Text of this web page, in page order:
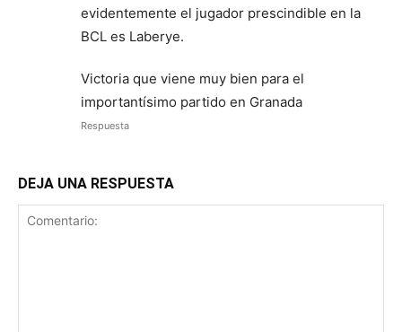
evidentemente el jugador prescindible en la
BCL es Laberye.
Victoria que viene muy bien para el
importantísimo partido en Granada
Respuesta
DEJA UNA RESPUESTA